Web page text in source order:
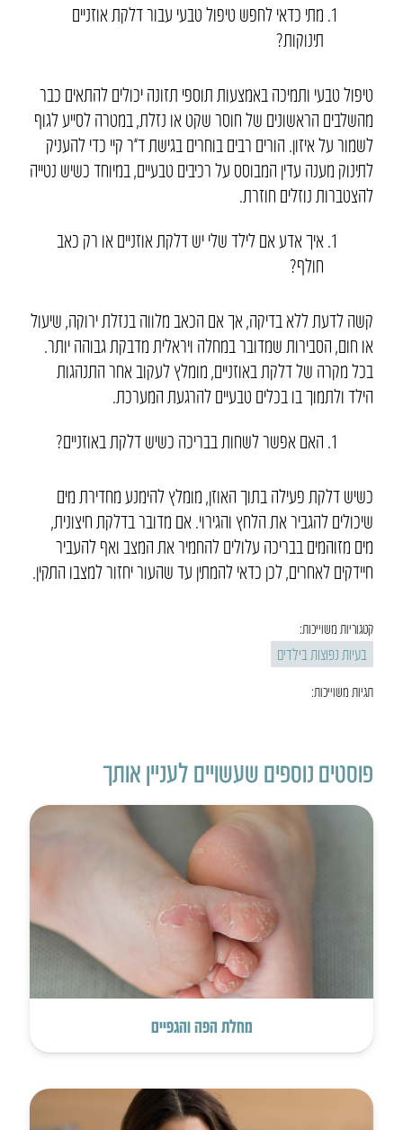
מתי כדאי לחפש טיפול טבעי עבור דלקת אוזניים
תינוקות?
טיפול טבעי ותמיכה באמצעות תוספי תזונה יכולים להתאים כבר
מהשלבים הראשונים של חוסר שקט או נזלת, במטרה לסייע לגוף
לשמור על איזון. הורים רבים בוחרים בגישת ד”ר קיי כדי להעניק
לתינוק מענה עדין המבוסס על רכיבים טבעיים, במיוחד כשיש נטייה
להצטברות נוזלים חוזרת.
איך אדע אם לילד שלי יש דלקת אוזניים או רק כאב
חולף?
קשה לדעת ללא בדיקה, אך אם הכאב מלווה בנזלת ירוקה, שיעול
או חום, הסבירות שמדובר במחלה ויראלית מדבקת גבוהה יותר.
בכל מקרה של דלקת באוזניים, מומלץ לעקוב אחר התנהגות
הילד ולתמוך בו בכלים טבעיים להרגעת המערכת.
האם אפשר לשחות בבריכה כשיש דלקת באוזניים?
כשיש דלקת פעילה בתוך האוזן, מומלץ להימנע מחדירת מים
שיכולים להגביר את הלחץ והגירוי. אם מדובר בדלקת חיצונית,
מים מזוהמים בבריכה עלולים להחמיר את המצב ואף להעביר
חיידקים לאחרים, לכן כדאי להמתין עד שהעור יחזור למצבו התקין.
קטגוריות משוייכות:
בעיות נפוצות בילדים
תגיות משוייכות:
פוסטים נוספים שעשויים לעניין אותך
מחלת הפה והגפיים